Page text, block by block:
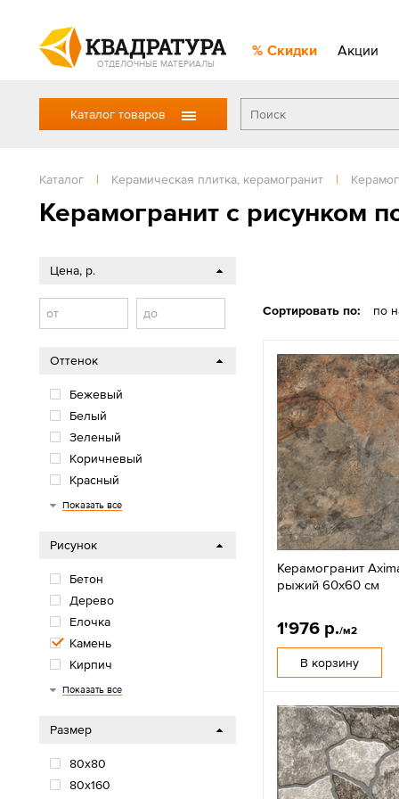
ОТДЕЛОЧНЫЕ МАТЕРИАЛЫ
Скидки Акции
Каталог товаров
Каталог | Керамическая плитка, керамогранит |
Керамогранит с рисунком
Сортировать по: по
Керамогранит
рыжий 60x60 см
1'976 р./м2
В корзину
Цена, р.
от до
Оттенок
Бежевый
Белый
Зеленый
Коричневый
Красный
Многоцветный
Оранжевый/желтый
Розовый/фиолетовый
Серый
Синий/голубой
Черный
Показать все
Рисунок
Бетон
Дерево
Елочка
Камень
Кирпич
Моноколор
Мрамор
Обои
Орнамент
Паркет
Терраццо
Травертин
Цветы
Цемент
Показать все
Размер
80х80
80x160